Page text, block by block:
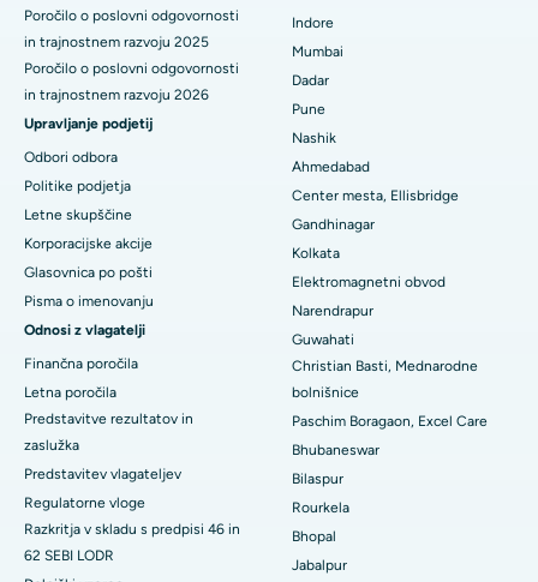
Najboljša bolnišnica na glavni cesti Waltair v Visakhapatnamu
Najboljša bolnišnica na cesti Subhash Nagar, Karimnagar
Najboljša bolnišnica v Managariju, Karaikudi
Najboljša bolnišnica v Arepallyju, Warangal
Najboljša bolnišnica v koloniji Arera v Bhopalu
Najboljša bolnišnica v mestu Jayanagar, Bangalore
Najboljša bolnišnica v KK Nagarju v Maduraiu
Najboljša bolnišnica v Ramji Nagarju, Nellore
Najboljša bolnišnica v sektorju-19, Rourkela
Najboljša bolnišnica v Swargateu v Puneju
Najboljša onkološka bolnišnica za ženske v južnem Delhiju
Poročilo o poslovni odgovornosti
in trajnostnem razvoju 2025
Poročilo o poslovni odgovornosti
in trajnostnem razvoju 2026
Upravljanje podjetij
Odbori odbora
Politike podjetja
Letne skupščine
Korporacijske akcije
Glasovnica po pošti
Pisma o imenovanju
Odnosi z vlagatelji
Finančna poročila
Letna poročila
Predstavitve rezultatov in
zaslužka
Predstavitev vlagateljev
Regulatorne vloge
Razkritja v skladu s predpisi 46 in
62 SEBI LODR
Indore
Mumbai
Dadar
Pune
Nashik
Ahmedabad
Center mesta, Ellisbridge
Gandhinagar
Kolkata
Elektromagnetni obvod
Narendrapur
Guwahati
Christian Basti, Mednarodne
bolnišnice
Paschim Boragaon, Excel Care
Bhubaneswar
Bilaspur
Rourkela
Bhopal
Jabalpur